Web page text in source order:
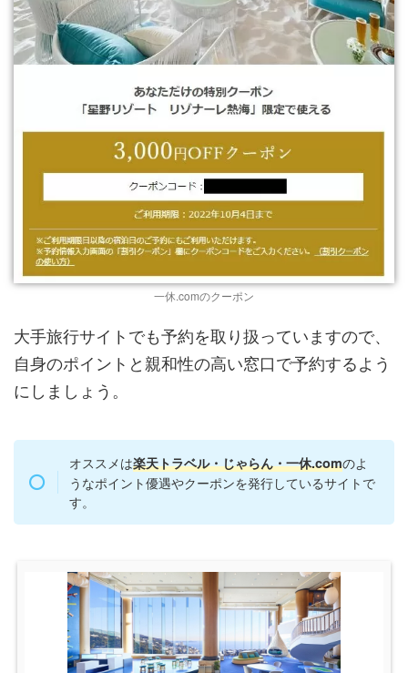
一休.comのクーポン
大手旅行サイトでも予約を取り扱っていますので、
自身のポイントと親和性の高い窓口で予約するよう
にしましょう。
オススメは楽天トラベル・じゃらん・一休.comのよ
うなポイント優遇やクーポンを発行しているサイトで
す。